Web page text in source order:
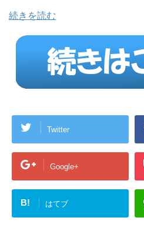
続きを読む
Twitter
Google+
B! はてブ